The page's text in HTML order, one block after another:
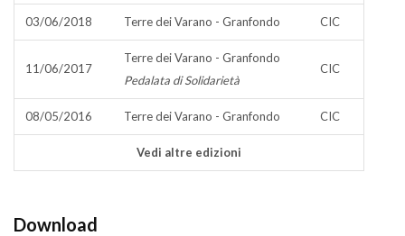
03/06/2018 Terre dei Varano - Granfondo CIC
11/06/2017
Terre dei Varano - Granfondo
Pedalata di Solidarietà
CIC
08/05/2016 Terre dei Varano - Granfondo CIC
Vedi altre edizioni
Download